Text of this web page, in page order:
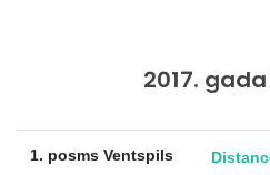
2017.
1. posms Ventspils